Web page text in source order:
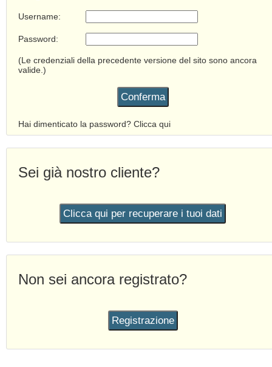
Username:
Password:
(Le credenziali della precedente versione del sito sono ancora
valide.)
Hai dimenticato la password? Clicca qui
Sei già nostro cliente?
Non sei ancora registrato?